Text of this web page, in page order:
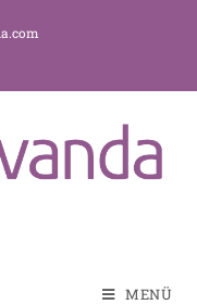
MENÜ